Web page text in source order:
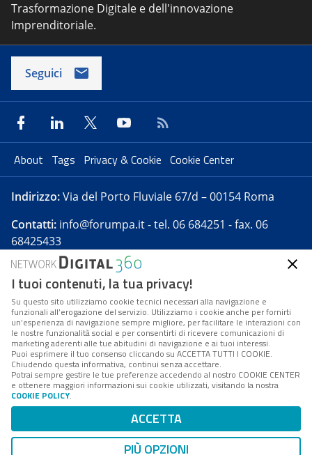
Trasformazione Digitale e dell'innovazione
Imprenditoriale.
Seguici
About Tags Privacy & Cookie Cookie Center
Indirizzo:Via del Porto Fluviale 67/d – 00154 Roma
Contatti: info@forumpa.it- tel. 06 684251 - fax. 06
68425433
Forumpa.itè una pubblicazione telematica iscritta
presso Registro della stampa del Tribunale di Roma -
Reg. n. 182 del 2 maggio 2008 - Direttore resp. Michela
Stentella
FPA s.r.l. è società soggetta a Direzione e
Coordinamento da parte di Digital360 S.p.A. - FPA s.r.l.
è un'azienda certificata per il sistema di management
Codice Fiscale/Partita IVA n. 10693191008 - R.E.A. Roma
n. 1249791. ISP AWS
Mappa del sito
I tuoi contenuti, la tua privacy!
Su questo sito utilizziamo cookie tecnici necessari alla navigazione e
funzionali all’erogazione del servizio. Utilizziamo i cookie anche per fornirti
un’esperienza di navigazione sempre migliore, per facilitare le interazioni con
le nostre funzionalità social e per consentirti di ricevere comunicazioni di
marketing aderenti alle tue abitudini di navigazione e ai tuoi interessi.
Puoi esprimere il tuo consenso cliccando su ACCETTA TUTTI I COOKIE.
Chiudendo questa informativa, continui senza accettare.
Potrai sempre gestire le tue preferenze accedendo al nostro COOKIE CENTER
e ottenere maggiori informazioni sui cookie utilizzati, visitando la nostra
COOKIE POLICY.
ACCETTA
PIÙ OPZIONI